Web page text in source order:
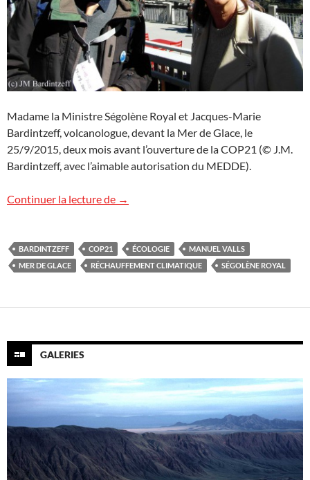
Madame la Ministre Ségolène Royal et Jacques-Marie
Bardintzeff, volcanologue, devant la Mer de Glace, le
25/9/2015, deux mois avant l’ouverture de la COP21 (© J.M.
Bardintzeff, avec l’aimable autorisation du MEDDE).
Continuer la lecture de Avec Madame la Ministre Ségolène
→
BARDINTZEFF COP21 ÉCOLOGIE
MANUEL VALLS
MER DE GLACE
RÉCHAUFFEMENT CLIMATIQUE SÉGOLÈNE ROYAL
GALERIES